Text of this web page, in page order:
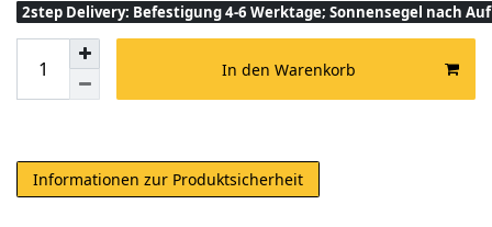
2step Delivery: Befestigung 4-6 Werktage; Sonnensegel nach
In den Warenkorb
Informationen zur Produktsicherheit